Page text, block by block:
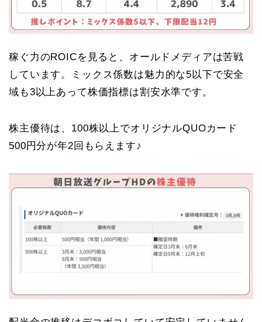
稼ぐ力のROICを見ると、オールドメディアは苦戦
しています。ミックス係数は魅力的な5以下で安全
域も3以上あって株価指標は割安水準です。
株主優待は、100株以上でオリジナルQUOカード
500円分が年2回もらえます♪